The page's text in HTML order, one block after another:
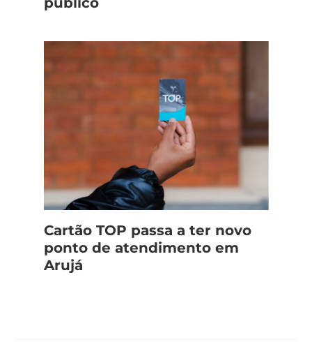
Cartão TOP passa a ter novo
ponto de atendimento em
Arujá